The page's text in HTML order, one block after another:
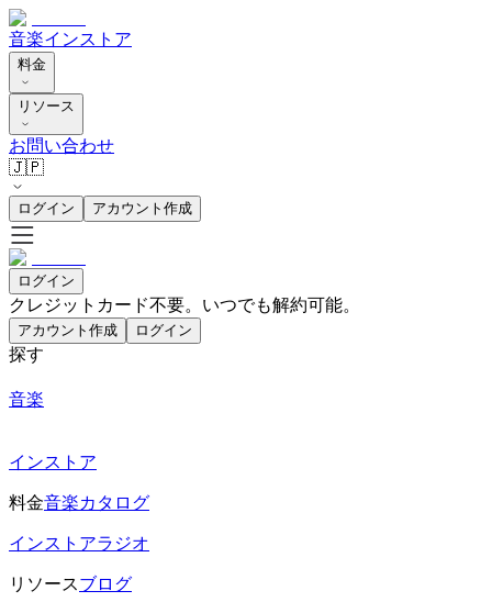
音楽インストア
料金
リソース
お問い合わせ
🇯🇵
ログイン アカウント作成
ログイン
クレジットカード不要。いつでも解約可能。
アカウント作成 ログイン
探す
音楽
インストア
料金音楽カタログ
インストアラジオ
リソースブログ